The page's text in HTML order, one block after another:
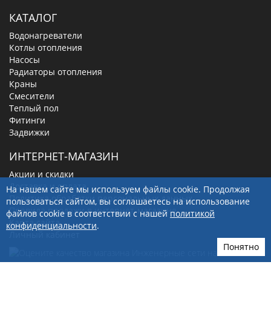
КАТАЛОГ
Водонагреватели
Котлы отопления
Насосы
Радиаторы отопления
Краны
Смесители
Теплый пол
Фитинги
Задвижки
ИНТЕРНЕТ-МАГАЗИН
Акции и скидки
Доставка и оплата
Политика обработки персональных данных
Правила продажи в интернет-магазине
Карта сайта
Личный кабинет
На нашем сайте мы используем файлы cookie. Продолжая
пользоваться сайтом, вы соглашаетесь на использование
файлов cookie в соответствии с нашей политикой
конфиденциальности.
Понятно